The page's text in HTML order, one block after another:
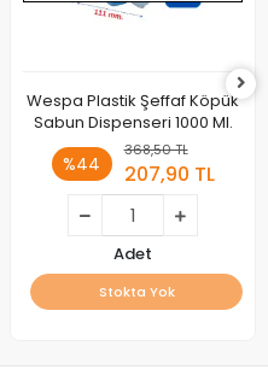
Wespa Plastik Şeffaf Köpük
Sabun Dispenseri 1000 Ml.
%44
368,50 TL
207,90 TL
Adet
Stokta Yok